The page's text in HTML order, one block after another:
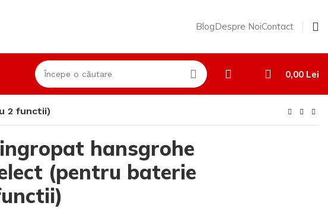
BlogDespre NoiContact
0,00 Lei
2 functii)
hansgrohe
(pentru baterie